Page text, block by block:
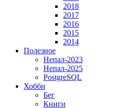
2018
2017
2016
2015
2014
Полезное
Непал-2023
Непал-2025
PostgreSQL
Хобби
Бег
Книги